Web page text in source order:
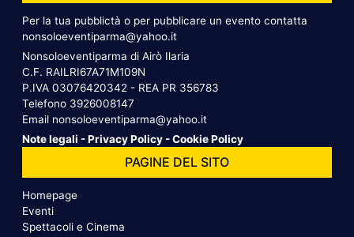
Per la tua pubblictà o per pubblicare un evento contatta
nonsoloeventiparma@yahoo.it
Nonsoloeventiparma di Airò Ilaria
C.F. RAILRI67A71M109N
P.IVA 03076420342 - REA PR 356783
Telefono 3926008147
Email nonsoloeventiparma@yahoo.it
Note legali -Privacy Policy -Cookie Policy
PAGINE DEL SITO
Homepage
Eventi
Spettacoli e Cinema